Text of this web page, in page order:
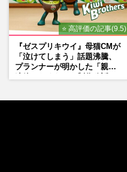
⭐ 高評価の記事(9.5)
『ゼスプリキウイ』母猫CMが
「泣けてしまう」話題沸騰、
プランナーが明かした「親に